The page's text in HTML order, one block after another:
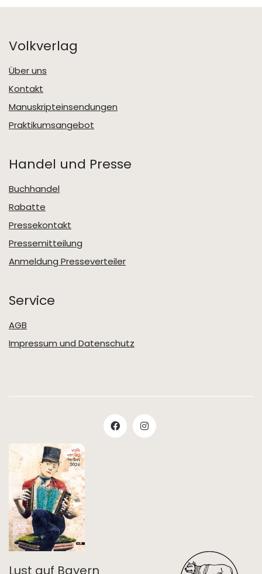
Volkverlag
Über uns
Kontakt
Manuskripteinsendungen
Praktikumsangebot
Handel und Presse
Buchhandel
Rabatte
Pressekontakt
Pressemitteilung
Anmeldung Presseverteiler
Service
AGB
Impressum und Datenschutz
Lust auf Bayern